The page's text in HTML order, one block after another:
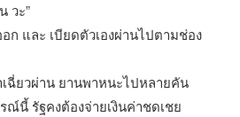
วะ”
ก และ เบียดตัวเองผ่านไปตามช่อง
เฉี่ยวผ่าน ยานพาหนะไปหลายคัน
ณ์นี้ รัฐคงต้องจ่ายเงินค่าชดเชย